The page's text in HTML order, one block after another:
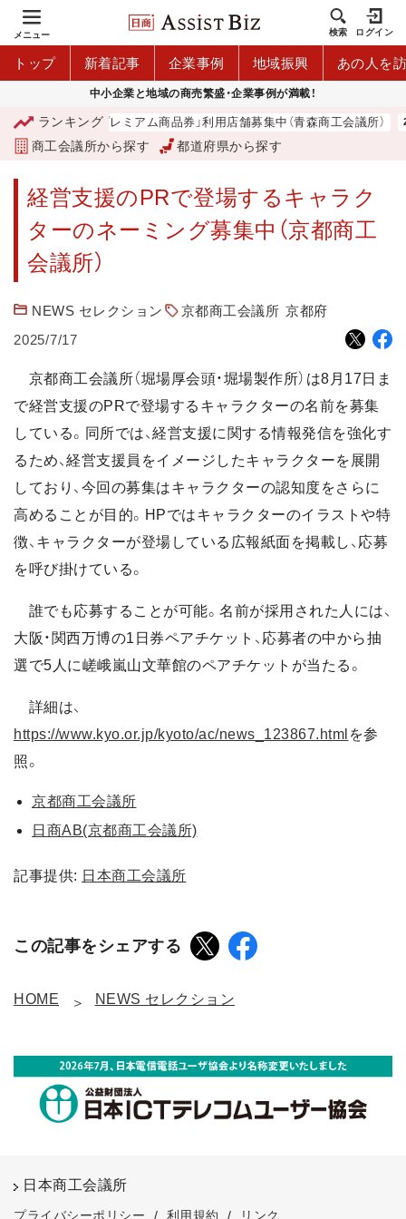
メニュー 検索 ログイン
トップ 新着記事 企業事例 地域振興 あの人を
中小企業と地域の商売繁盛・企業事例が満載！
ランキング
「青森市プレミアム商品券」利用店舗募集中（青森商工会議所）
商工会議所から探す 都道府県から探す
経営支援のPRで登場するキャラク
ターのネーミング募集中（京都商工
会議所）
NEWS セレクション 京都商工会議所 京都府
2025/7/17
京都商工会議所（堀場厚会頭・堀場製作所）は8月17日ま
で経営支援のPRで登場するキャラクターの名前を募集
している。同所では、経営支援に関する情報発信を強化す
るため、経営支援員をイメージしたキャラクターを展開
しており、今回の募集はキャラクターの認知度をさらに
高めることが目的。HPではキャラクターのイラストや特
徴、キャラクターが登場している広報紙面を掲載し、応募
を呼び掛けている。
誰でも応募することが可能。名前が採用された人には、
大阪・関西万博の1日券ペアチケット、応募者の中から抽
選で5人に嵯峨嵐山文華館のペアチケットが当たる。
詳細は、
https://www.kyo.or.jp/kyoto/ac/news_123867.html を参
照。
京都商工会議所
日商AB(京都商工会議所)
記事提供: 日本商工会議所
この記事をシェアする
HOME NEWS セレクション
日本商工会議所
プライバシーポリシー / 利用規約 / リンク